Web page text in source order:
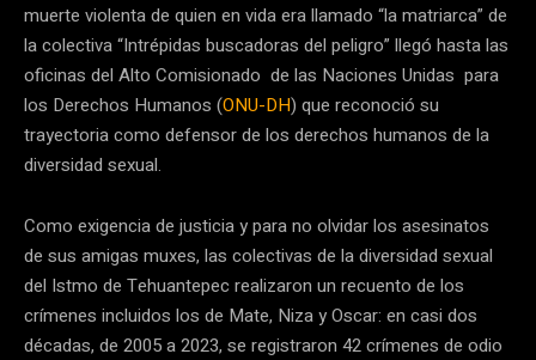
muerte violenta de quien en vida era llamado “la matriarca” de
la colectiva “Intrépidas buscadoras del peligro” llegó hasta las
oficinas del Alto Comisionado de las Naciones Unidas para
los Derechos Humanos (ONU-DH) que reconoció su
trayectoria como defensor de los derechos humanos de la
diversidad sexual.
Como exigencia de justicia y para no olvidar los asesinatos
de sus amigas muxes, las colectivas de la diversidad sexual
del Istmo de Tehuantepec realizaron un recuento de los
crímenes incluidos los de Mate, Niza y Oscar: en casi dos
décadas, de 2005 a 2023, se registraron 42 crímenes de odio